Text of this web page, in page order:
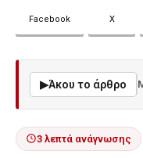
Facebook X
▶Άκου το άρθρο
3 λεπτά ανάγνωσης